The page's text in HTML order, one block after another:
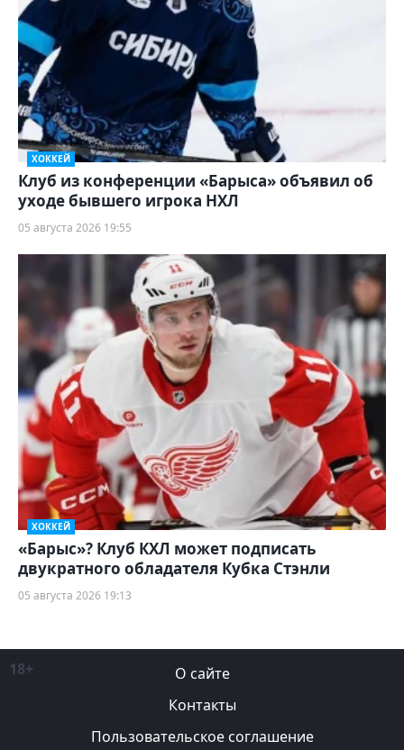
ХОККЕЙ
Клуб из конференции «Барыса» объявил об
уходе бывшего игрока НХЛ
05 августа 2026 19:55
ХОККЕЙ
«Барыс»? Клуб КХЛ может подписать
двукратного обладателя Кубка Стэнли
05 августа 2026 19:13
18+
О сайте
Контакты
Пользовательское соглашение